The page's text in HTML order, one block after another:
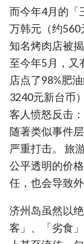
而今年4月的「
万韩元（约560
知名烤肉店被
至今年5月，又
店点了98%肥
3240元新台币
客人愤怒反击
随著类似事件
严重打击。 旅
公平透明的价
任，也会导致
济州岛虽然以
客」、「劣食